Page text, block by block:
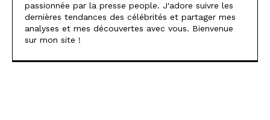
passionnée par la presse people. J'adore suivre les
dernières tendances des célébrités et partager mes
analyses et mes découvertes avec vous. Bienvenue
sur mon site !